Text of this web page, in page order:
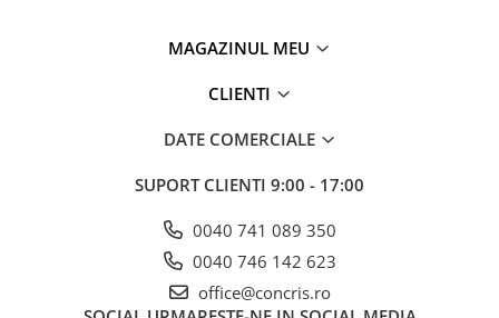
MAGAZINUL MEU
CLIENTI
DATE COMERCIALE
SUPORT CLIENTI 9:00 - 17:00
0040 741 089 350
0040 746 142 623
office@concris.ro